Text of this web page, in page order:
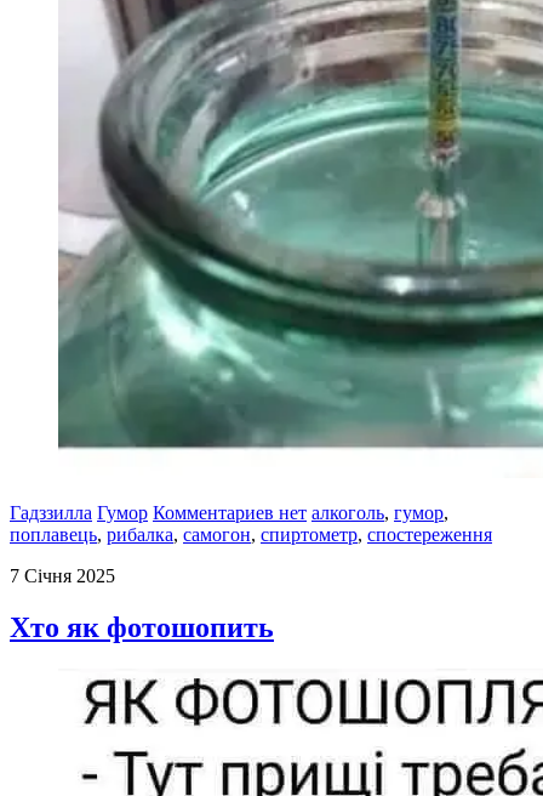
Гадззилла Гумор Комментариев нет алкоголь, гумор,
поплавець, рибалка, самогон, спиртометр, спостереження
7 Січня 2025
Хто як фотошопить